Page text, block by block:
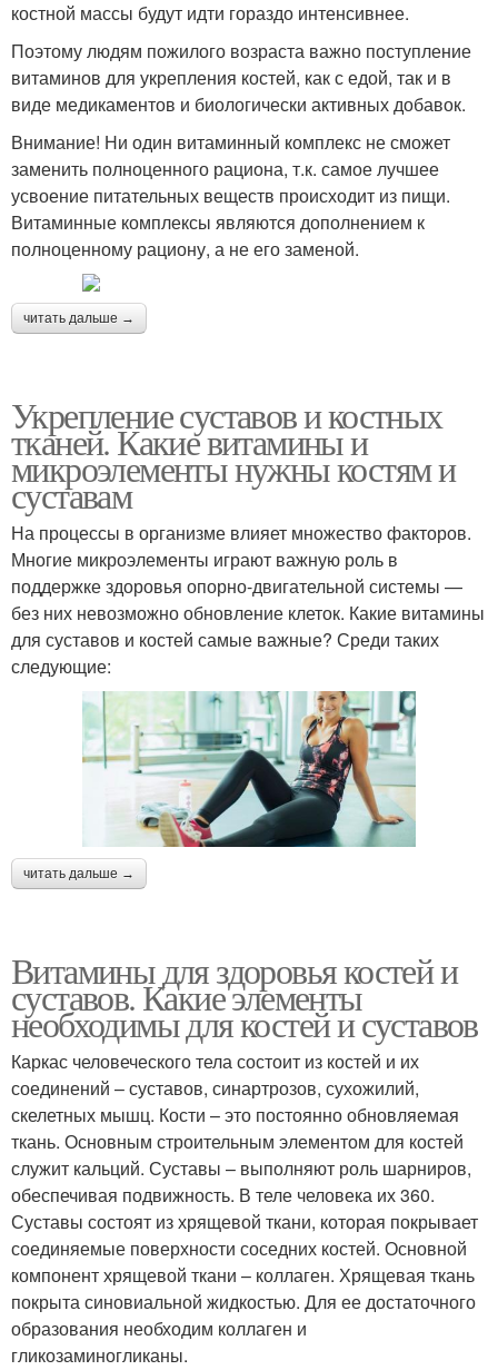
костной массы будут идти гораздо интенсивнее.
Поэтому людям пожилого возраста важно поступление
витаминов для укрепления костей, как с едой, так и в
виде медикаментов и биологически активных добавок.
Внимание! Ни один витаминный комплекс не сможет
заменить полноценного рациона, т.к. самое лучшее
усвоение питательных веществ происходит из пищи.
Витаминные комплексы являются дополнением к
полноценному рациону, а не его заменой.
читать дальше →
Укрепление суставов и костных
тканей. Какие витамины и
микроэлементы нужны костям и
суставам
На процессы в организме влияет множество факторов.
Многие микроэлементы играют важную роль в
поддержке здоровья опорно-двигательной системы —
без них невозможно обновление клеток. Какие витамины
для суставов и костей самые важные? Среди таких
следующие:
читать дальше →
Витамины для здоровья костей и
суставов. Какие элементы
необходимы для костей и суставов
Каркас человеческого тела состоит из костей и их
соединений – суставов, синартрозов, сухожилий,
скелетных мышц. Кости – это постоянно обновляемая
ткань. Основным строительным элементом для костей
служит кальций. Суставы – выполняют роль шарниров,
обеспечивая подвижность. В теле человека их 360.
Суставы состоят из хрящевой ткани, которая покрывает
соединяемые поверхности соседних костей. Основной
компонент хрящевой ткани – коллаген. Хрящевая ткань
покрыта синовиальной жидкостью. Для ее достаточного
образования необходим коллаген и
гликозаминогликаны.